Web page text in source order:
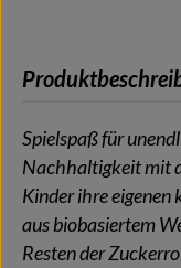
Spielspaß für
Nachhaltigkeit mit
Kinder ihre eigenen
aus biobasiertem
Resten der